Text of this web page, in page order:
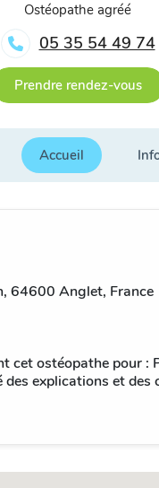
Ostéopathe agréé
05 35 54 49 74
Prendre rendez-vous
Accueil
64600 Anglet, France
cet ostéopathe pour :
explications et des